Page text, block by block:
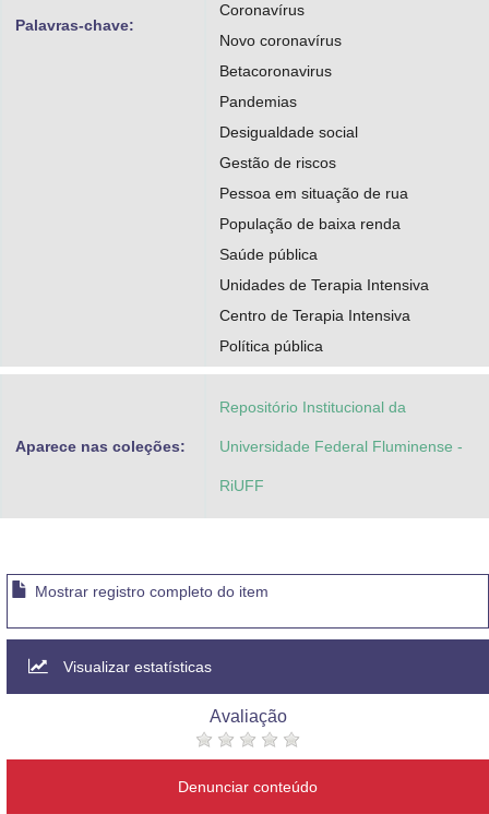
Palavras-chave:
Coronavírus
Novo coronavírus
Betacoronavirus
Pandemias
Desigualdade social
Gestão de riscos
Pessoa em situação de rua
População de baixa renda
Saúde pública
Unidades de Terapia Intensiva
Centro de Terapia Intensiva
Política pública
Aparece nas coleções:
Repositório Institucional da
Universidade Federal Fluminense -
RiUFF
Mostrar registro completo do item
Visualizar estatísticas
Avaliação
Denunciar conteúdo